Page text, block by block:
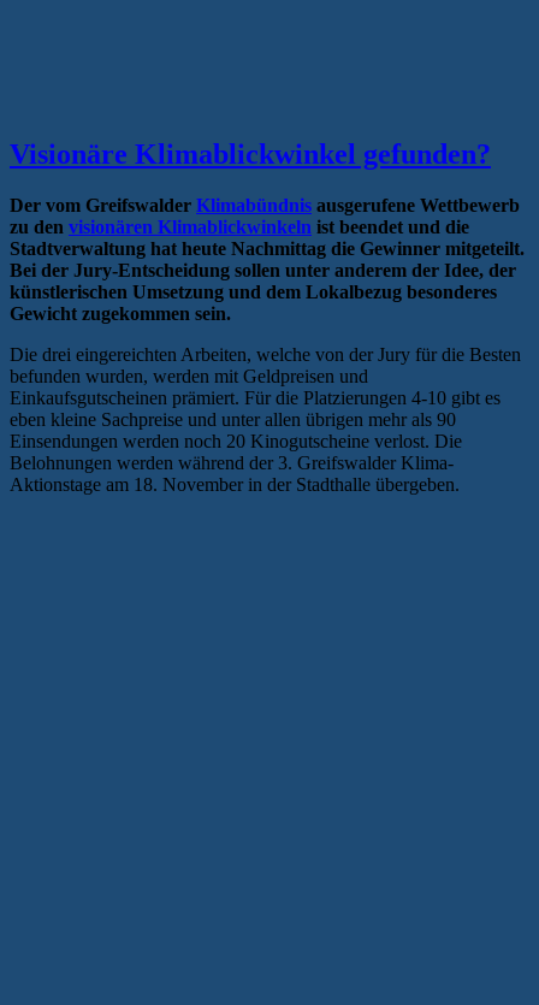
Visionäre Klimablickwinkel gefunden?
Der vom Greifswalder Klimabündnis ausgerufene Wettbewerb
zu den visionären Klimablickwinkeln ist beendet und die
Stadtverwaltung hat heute Nachmittag die Gewinner mitgeteilt.
Bei der Jury-Entscheidung sollen unter anderem der Idee, der
künstlerischen Umsetzung und dem Lokalbezug besonderes
Gewicht zugekommen sein.
Die drei eingereichten Arbeiten, welche von der Jury für die Besten
befunden wurden, werden mit Geldpreisen und
Einkaufsgutscheinen prämiert. Für die Platzierungen 4-10 gibt es
eben kleine Sachpreise und unter allen übrigen mehr als 90
Einsendungen werden noch 20 Kinogutscheine verlost. Die
Belohnungen werden während der 3. Greifswalder Klima-
Aktionstage am 18. November in der Stadthalle übergeben.